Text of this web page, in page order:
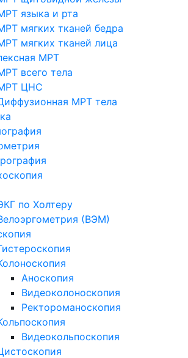
языка и рта
мягких тканей бедра
мягких тканей лица
МРТ
всего тела
ЦНС
МРТ тела
по Холтеру
(ВЭМ)
Аноскопия
Видеоколоноскопия
Ректороманоскопия
Видеокольпоскопия